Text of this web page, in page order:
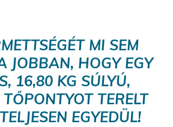
MI SEM
JOBBAN, HOGY EGY
16,80 KG SÚLYÚ,
TERELT
EGYEDÜL!